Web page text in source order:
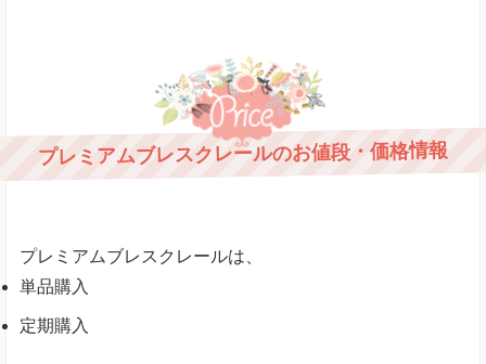
プレミアムブレスクレールのお値段・価格情報
プレミアムブレスクレールは、
単品購入
定期購入